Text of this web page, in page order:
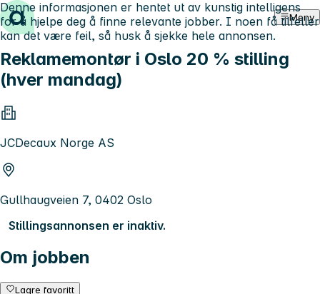
Hopp til innhold Meny
Reklamemontør i Oslo 20 % stilling
(hver mandag)
JCDecaux Norge AS
Gullhaugveien 7, 0402 Oslo
Stillingsannonsen er inaktiv.
Om jobben
Lagre favoritt
Denne informasjonen er hentet ut av kunstig intelligens
for å hjelpe deg å finne relevante jobber. I noen få tilfeller
kan det være feil, så husk å sjekke hele annonsen.